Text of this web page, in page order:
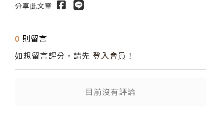
分享此文章
0 則留言
如想留言評分，請先 登入會員 ！
目前沒有評論